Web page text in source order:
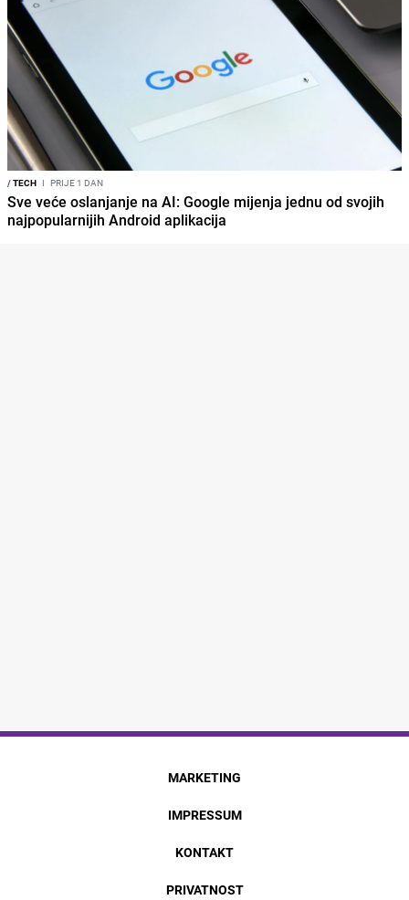
/TECH I PRIJE 1 DAN
Sve veće oslanjanje na AI: Google mijenja jednu od svojih
najpopularnijih Android aplikacija
MARKETING
IMPRESSUM
KONTAKT
PRIVATNOST